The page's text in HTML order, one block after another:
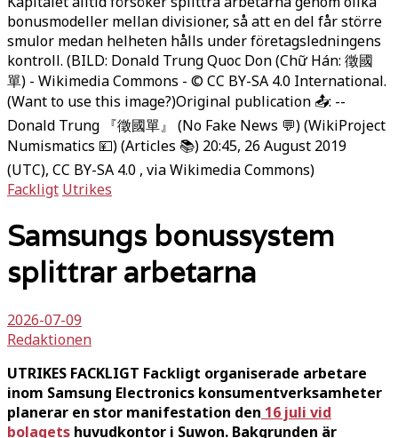
bonusmodeller mellan divisioner, så att en del får större
smulor medan helheten hålls under företagsledningens
kontroll. (BILD: Donald Trung Quoc Don (Chữ Hán: 徵國
單) - Wikimedia Commons - © CC BY-SA 4.0 International.
(Want to use this image?)Original publication 📤: --
Donald Trung 『徵國單』 (No Fake News 💬) (WikiProject
Numismatics 💴) (Articles 📚) 20:45, 26 August 2019
(UTC), CC BY-SA 4.0 , via Wikimedia Commons)
Fackligt Utrikes
Samsungs bonussystem
splittrar arbetarna
2026-07-09
Redaktionen
UTRIKES FACKLIGT Fackligt organiserade arbetare
inom Samsung Electronics konsumentverksamheter
planerar en stor manifestation den 16 juli vid
bolagets huvudkontor i Suwon. Bakgrunden är